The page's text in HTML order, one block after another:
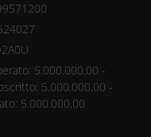
5.000.000,00 -
5.000.000,00 -
5.000.000,00